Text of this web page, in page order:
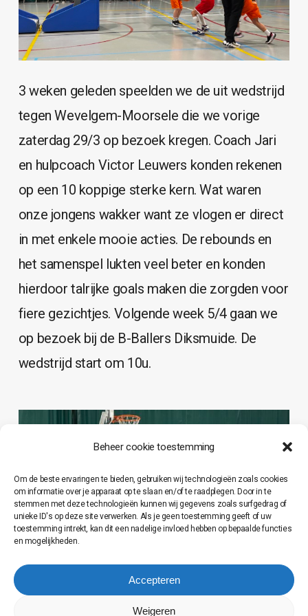
Beheer cookie toestemming
Om de beste ervaringen te bieden, gebruiken wij technologieën zoals cookies
om informatie over je apparaat op te slaan en/of te raadplegen. Door in te
stemmen met deze technologieën kunnen wij gegevens zoals surfgedrag of
unieke ID's op deze site verwerken. Als je geen toestemming geeft of uw
toestemming intrekt, kan dit een nadelige invloed hebben op bepaalde functies
en mogelijkheden.
Accepteren
Weigeren
3 weken geleden speelden we de uit wedstrijd
tegen Wevelgem-Moorsele die we vorige
zaterdag 29/3 op bezoek kregen. Coach Jari
en hulpcoach Victor Leuwers konden rekenen
op een 10 koppige sterke kern. Wat waren
onze jongens wakker want ze vlogen er direct
in met enkele mooie acties. De rebounds en
het samenspel lukten veel beter en konden
hierdoor talrijke goals maken die zorgden voor
fiere gezichtjes. Volgende week 5/4 gaan we
op bezoek bij de B-Ballers Diksmuide. De
wedstrijd start om 10u.